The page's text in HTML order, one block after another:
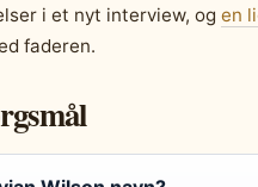
i et nyt interview, og en
faderen.